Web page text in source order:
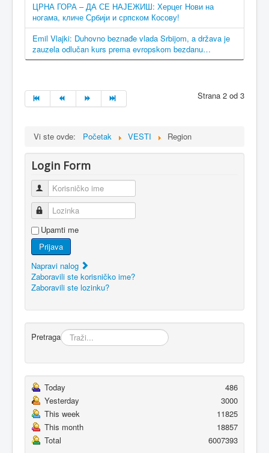
ЦРНА ГОРА – ДА СЕ НАЈЕЖИШ: Херцег Нови на
ногама, кличе Србији и српском Косову!
Emil Vlajki: Duhovno beznađe vlada Srbijom, a država je
zauzela odlučan kurs prema evropskom bezdanu…
Strana 2 od 3
Vi ste ovde: Početak VESTI Region
Login Form
Korisničko ime
Lozinka
Upamti me
Prijava
Napravi nalog
Zaboravili ste korisničko ime?
Zaboravili ste lozinku?
Pretraga
Today
486
Yesterday
3000
This week
11825
This month
18857
Total
6007393